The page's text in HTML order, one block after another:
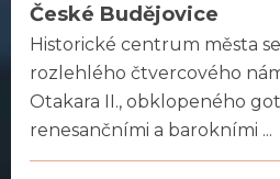
České Budějovice
Historické centrum města
rozlehlého čtvercového
Otakara II., obklopeného
renesančními a barokními ...